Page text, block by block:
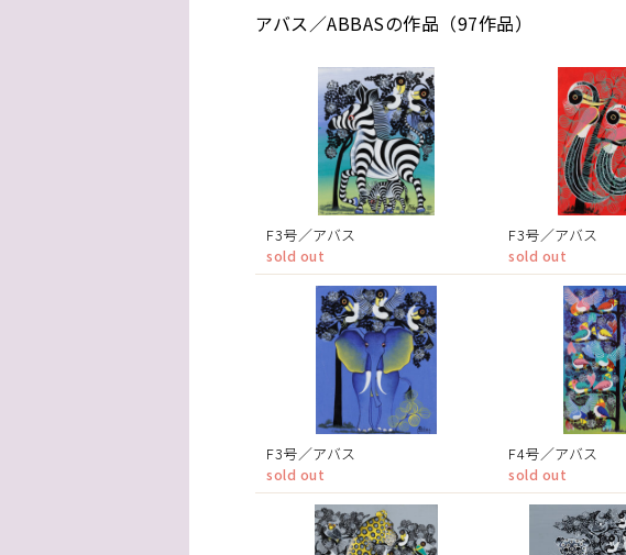
アバス／ABBASの作品（97作品）
F3号／アバス
sold out
F3号／アバス
sold out
F3号／アバス
sold out
F4号／アバス
sold out